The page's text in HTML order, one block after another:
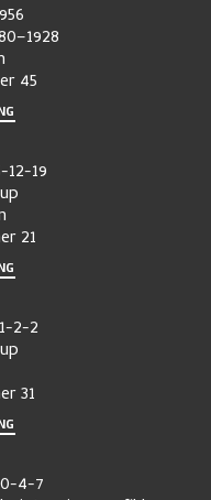
45
12-19
21
2-2
31
4-7